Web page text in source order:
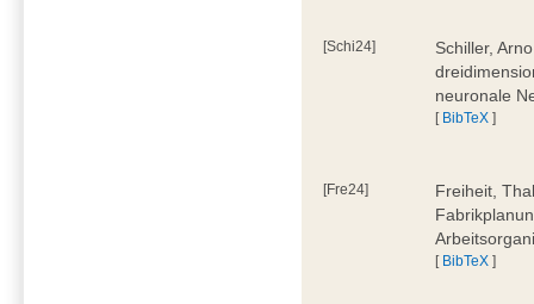
[Schi24]
Schiller,
neuronale
[ BibTeX ]
[Fre24]
Freiheit,
[ BibTeX ]